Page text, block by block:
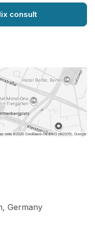
consult
, Germany